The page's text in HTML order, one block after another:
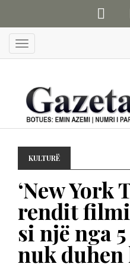
Menu
KULTURË
‘New York
rendit
si një nga
nuk